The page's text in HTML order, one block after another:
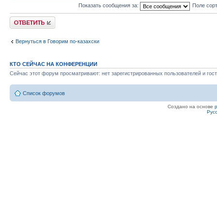
Показать сообщения за: Поле
Ответить
Вернуться в Говорим по-казахски
КТО СЕЙЧАС НА КОНФЕРЕНЦИИ
Сейчас этот форум просматривают: нет зарегистрированных пользователей и
Список форумов
Создано на основе